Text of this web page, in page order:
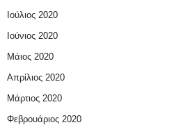
Ιούλιος 2020
Ιούνιος 2020
Μάιος 2020
Απρίλιος 2020
Μάρτιος 2020
Φεβρουάριος 2020